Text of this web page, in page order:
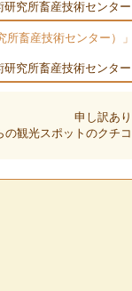
究所畜産技術センタ
所畜産技術センター）
究所畜産技術センタ
申し訳あり
の観光スポットのクチ